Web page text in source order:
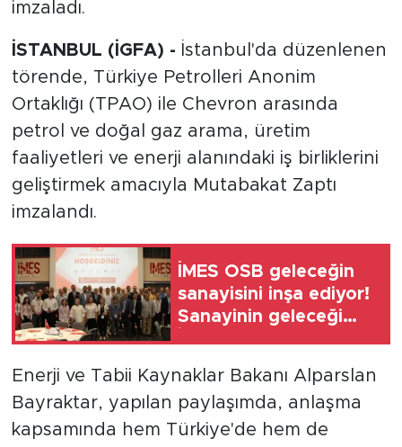
imzaladı.
İSTANBUL (İGFA) - İstanbul'da düzenlenen
törende, Türkiye Petrolleri Anonim
Ortaklığı (TPAO) ile Chevron arasında
petrol ve doğal gaz arama, üretim
faaliyetleri ve enerji alanındaki iş birliklerini
geliştirmek amacıyla Mutabakat Zaptı
imzalandı.
İMES OSB geleceğin
sanayisini inşa ediyor!
Sanayinin geleceği
Enerji ve Tabii Kaynaklar Bakanı Alparslan
Bayraktar, yapılan paylaşımda, anlaşma
kapsamında hem Türkiye'de hem de